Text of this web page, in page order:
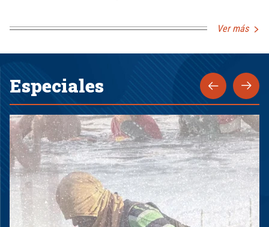
Ver más
Especiales